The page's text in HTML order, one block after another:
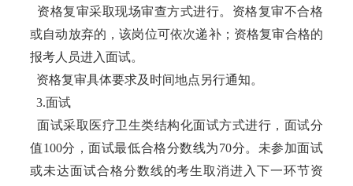
资格复审采取现场审查方式进行。资格复审不合格
或自动放弃的，该岗位可依次递补；资格复审合格的
报考人员进入面试。
资格复审具体要求及时间地点另行通知。
3.面试
面试采取医疗卫生类结构化面试方式进行，面试分
值100分，面试最低合格分数线为70分。未参加面试
或未达面试合格分数线的考生取消进入下一环节资